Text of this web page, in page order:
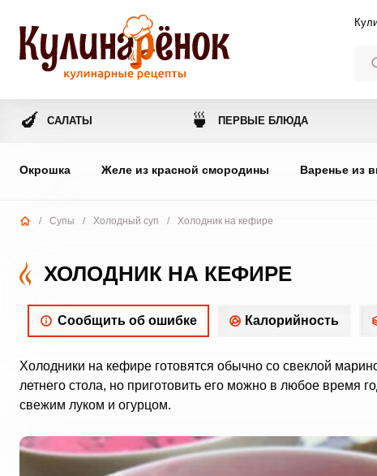
🍆 САЛАТЫ 🍵 ПЕРВЫЕ БЛЮДА
Окрошка Желе из красной смородины Варенье из
/ Супы / Холодный суп / Холодник на кефире
ХОЛОДНИК НА КЕФИРЕ
Сообщить об ошибке Калорийность
Холодники на кефире готовятся обычно со свеклой
летнего стола, но приготовить его можно в любое время
свежим луком и огурцом.